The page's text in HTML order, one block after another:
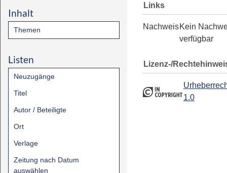
Inhalt
Themen
Listen
Neuzugänge
Titel
Autor / Beteiligte
Ort
Verlage
Zeitung nach Datum
auswählen
Links
NachweisKein
verfügbar
Lizenz-/
1.0